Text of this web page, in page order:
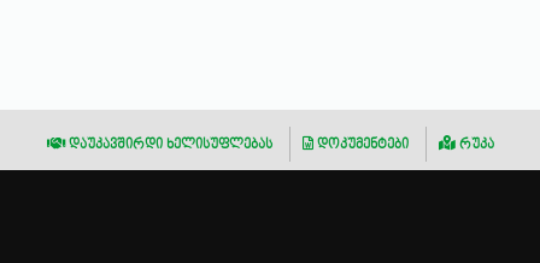
დაუკავშირდი ხელისუფლებას დოკუმენტები რუკა